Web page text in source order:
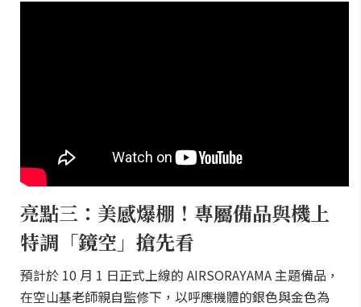
亮點三：美感爆棚！專屬備品與機上
特調「鏡空」搶先看
預計於 10 月 1 日正式上線的 AIRSORAYAMA 主題備品，
在空山基老師親自監修下，以呼應機體的銀色與金色為